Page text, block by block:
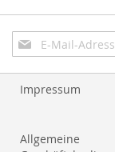
Anmeldung
zum
Newsletter:
Impressum
Allgemeine